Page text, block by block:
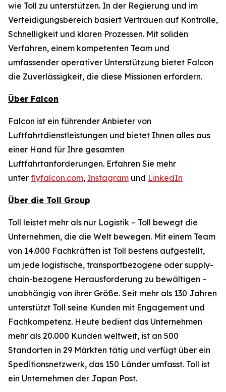
wie Toll zu unterstützen. In der Regierung und im
Verteidigungsbereich basiert Vertrauen auf Kontrolle,
Schnelligkeit und klaren Prozessen. Mit soliden
Verfahren, einem kompetenten Team und
umfassender operativer Unterstützung bietet Falcon
die Zuverlässigkeit, die diese Missionen erfordern.
Über Falcon
Falcon ist ein führender Anbieter von
Luftfahrtdienstleistungen und bietet Ihnen alles aus
einer Hand für Ihre gesamten
Luftfahrtanforderungen. Erfahren Sie mehr
unter flyfalcon.com, Instagram und LinkedIn
Über die Toll Group
Toll leistet mehr als nur Logistik – Toll bewegt die
Unternehmen, die die Welt bewegen. Mit einem Team
von 14.000 Fachkräften ist Toll bestens aufgestellt,
um jede logistische, transportbezogene oder supply-
chain-bezogene Herausforderung zu bewältigen –
unabhängig von ihrer Größe. Seit mehr als 130 Jahren
unterstützt Toll seine Kunden mit Engagement und
Fachkompetenz. Heute bedient das Unternehmen
mehr als 20.000 Kunden weltweit, ist an 500
Standorten in 29 Märkten tätig und verfügt über ein
Speditionsnetzwerk, das 150 Länder umfasst. Toll ist
ein Unternehmen der Japan Post.